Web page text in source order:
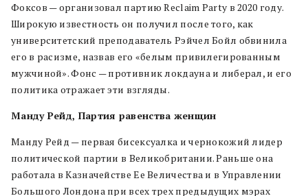
Фоксов — организовал партию Reclaim Party в 2020 году.
Широкую известность он получил после того, как
университетский преподаватель Рэйчел Бойл обвинила
его в расизме, назвав его «белым привилегированным
мужчиной». Фонс — противник локдауна и либерал, и его
политика отражает эти взгляды.
Манду Рейд, Партия равенства женщин
Манду Рейд — первая бисексуалка и чернокожий лидер
политической партии в Великобритании. Раньше она
работала в Казначействе Ее Величества и в Управлении
Большого Лондона при всех трех предыдущих мэрах